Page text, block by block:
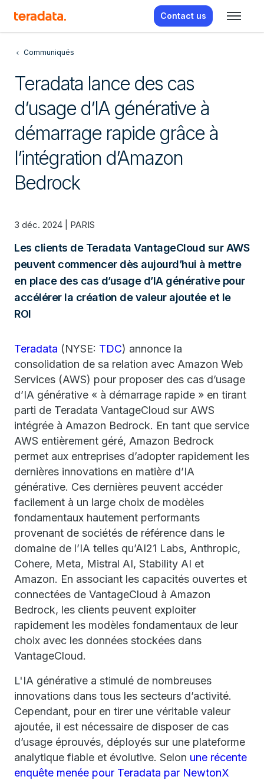
Contact us
Communiqués
Teradata lance des cas
d’usage d’IA générative à
démarrage rapide grâce à
l’intégration d’Amazon
Bedrock
3 déc. 2024 | PARIS
Les clients de Teradata VantageCloud sur AWS
peuvent commencer dès aujourd’hui à mettre
en place des cas d’usage d’IA générative pour
accélérer la création de valeur ajoutée et le
ROI
Teradata (NYSE: TDC) annonce la
consolidation de sa relation avec Amazon Web
Services (AWS) pour proposer des cas d’usage
d’IA générative « à démarrage rapide » en tirant
parti de Teradata VantageCloud sur AWS
intégrée à Amazon Bedrock. En tant que service
AWS entièrement géré, Amazon Bedrock
permet aux entreprises d’adopter rapidement les
dernières innovations en matière d’IA
générative. Ces dernières peuvent accéder
facilement à un large choix de modèles
fondamentaux hautement performants
provenant de sociétés de référence dans le
domaine de l’IA telles qu’AI21 Labs, Anthropic,
Cohere, Meta, Mistral AI, Stability AI et
Amazon. En associant les capacités ouvertes et
connectées de VantageCloud à Amazon
Bedrock, les clients peuvent exploiter
rapidement les modèles fondamentaux de leur
choix avec les données stockées dans
VantageCloud.
L'IA générative a stimulé de nombreuses
innovations dans tous les secteurs d’activité.
Cependant, pour en tirer une véritable valeur
ajoutée, il est nécessaire de disposer de cas
d’usage éprouvés, déployés sur une plateforme
analytique fiable et évolutive. Selon une récente
enquête menée pour Teradata par NewtonX